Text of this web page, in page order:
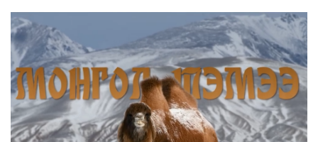
Улсын чанартай хатуу хучилттай авто
замын талаас илүү ху...
2026/08/06